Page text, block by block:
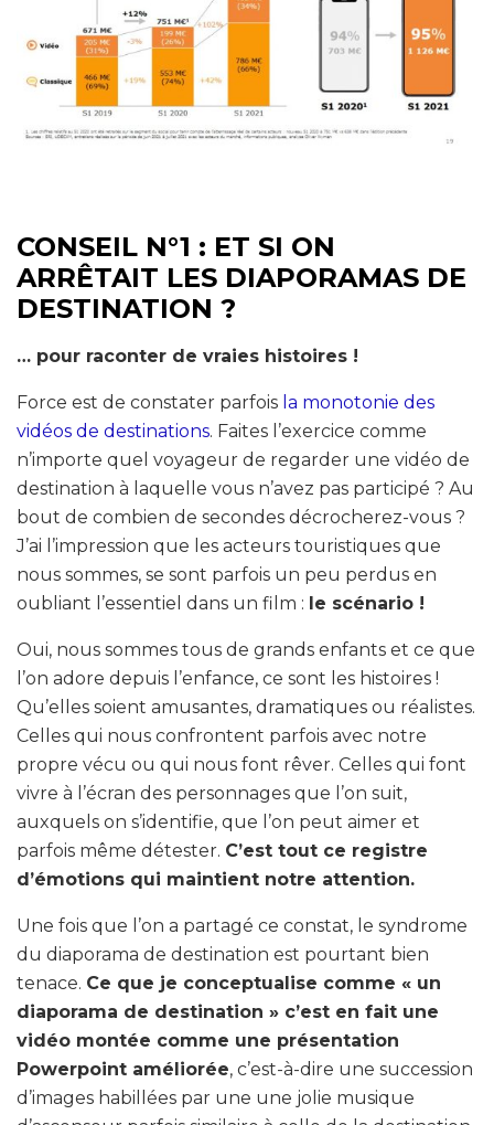
CONSEIL N°1 : ET SI ON
ARRÊTAIT LES DIAPORAMAS DE
DESTINATION ?
… pour raconter de vraies histoires !
Force est de constater parfois la monotonie des
vidéos de destinations. Faites l’exercice comme
n’importe quel voyageur de regarder une vidéo de
destination à laquelle vous n’avez pas participé ? Au
bout de combien de secondes décrocherez-vous ?
J’ai l’impression que les acteurs touristiques que
nous sommes, se sont parfois un peu perdus en
oubliant l’essentiel dans un film : le scénario !
Oui, nous sommes tous de grands enfants et ce que
l’on adore depuis l’enfance, ce sont les histoires !
Qu’elles soient amusantes, dramatiques ou réalistes.
Celles qui nous confrontent parfois avec notre
propre vécu ou qui nous font rêver. Celles qui font
vivre à l’écran des personnages que l’on suit,
auxquels on s’identifie, que l’on peut aimer et
parfois même détester. C’est tout ce registre
d’émotions qui maintient notre attention.
Une fois que l’on a partagé ce constat, le syndrome
du diaporama de destination est pourtant bien
tenace. Ce que je conceptualise comme « un
diaporama de destination » c’est en fait une
vidéo montée comme une présentation
Powerpoint améliorée, c’est-à-dire une succession
d’images habillées par une une jolie musique